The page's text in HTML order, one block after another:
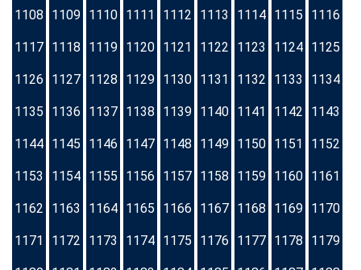
1108 1109 1110 1111 1112 1113 1114 1115 1116
1117 1118 1119 1120 1121 1122 1123 1124 1125
1126 1127 1128 1129 1130 1131 1132 1133 1134
1135 1136 1137 1138 1139 1140 1141 1142 1143
1144 1145 1146 1147 1148 1149 1150 1151 1152
1153 1154 1155 1156 1157 1158 1159 1160 1161
1162 1163 1164 1165 1166 1167 1168 1169 1170
1171 1172 1173 1174 1175 1176 1177 1178 1179